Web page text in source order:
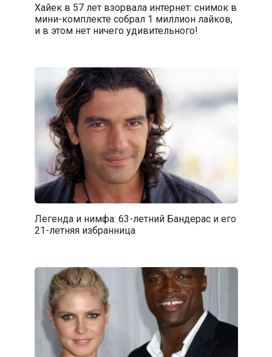
Хайек в 57 лет взорвала интернет: снимок в
мини-комплекте собрал 1 миллион лайков,
и в этом нет ничего удивительного!
Легенда и нимфа: 63-летний Бандерас и его
21-летняя избранница